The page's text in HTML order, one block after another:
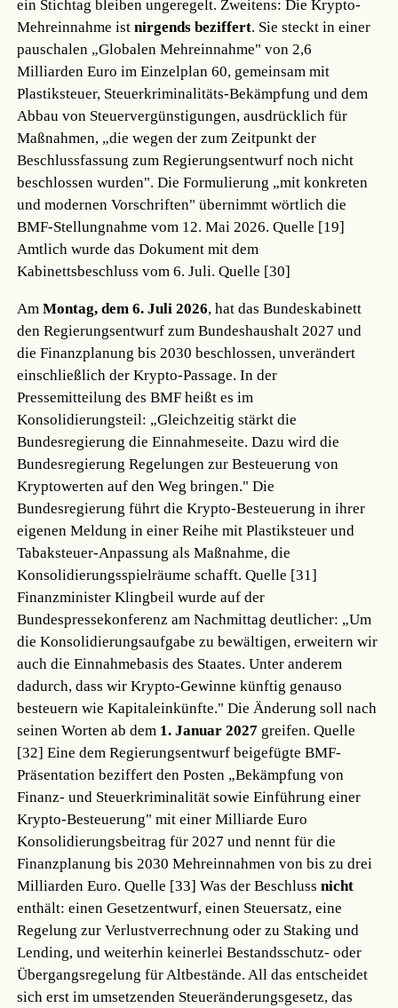
ein Stichtag bleiben ungeregelt. Zweitens: Die Krypto-
Mehreinnahme istnirgends beziffert. Sie steckt in einer
pauschalen „Globalen Mehreinnahme" von 2,6
Milliarden Euro im Einzelplan 60, gemeinsam mit
Plastiksteuer, Steuerkriminalitäts-Bekämpfung und dem
Abbau von Steuervergünstigungen, ausdrücklich für
Maßnahmen, „die wegen der zum Zeitpunkt der
Beschlussfassung zum Regierungsentwurf noch nicht
beschlossen wurden". Die Formulierung „mit konkreten
und modernen Vorschriften" übernimmt wörtlich die
BMF-Stellungnahme vom 12. Mai 2026.Quelle [19]
Amtlich wurde das Dokument mit dem
Kabinettsbeschluss vom 6. Juli.Quelle [30]
AmMontag, dem 6. Juli 2026, hat das Bundeskabinett
den Regierungsentwurf zum Bundeshaushalt 2027 und
die Finanzplanung bis 2030 beschlossen, unverändert
einschließlich der Krypto-Passage. In der
Pressemitteilung des BMF heißt es im
Konsolidierungsteil: „Gleichzeitig stärkt die
Bundesregierung die Einnahmeseite. Dazu wird die
Bundesregierung Regelungen zur Besteuerung von
Kryptowerten auf den Weg bringen." Die
Bundesregierung führt die Krypto-Besteuerung in ihrer
eigenen Meldung in einer Reihe mit Plastiksteuer und
Tabaksteuer-Anpassung als Maßnahme, die
Konsolidierungsspielräume schafft.Quelle [31]
Finanzminister Klingbeil wurde auf der
Bundespressekonferenz am Nachmittag deutlicher: „Um
die Konsolidierungsaufgabe zu bewältigen, erweitern wir
auch die Einnahmebasis des Staates. Unter anderem
dadurch, dass wir Krypto-Gewinne künftig genauso
besteuern wie Kapitaleinkünfte." Die Änderung soll nach
seinen Worten ab dem 1. Januar 2027 greifen.Quelle
[32] Eine dem Regierungsentwurf beigefügte BMF-
Präsentation beziffert den Posten „Bekämpfung von
Finanz- und Steuerkriminalität sowie Einführung einer
Krypto-Besteuerung" mit einer Milliarde Euro
Konsolidierungsbeitrag für 2027 und nennt für die
Finanzplanung bis 2030 Mehreinnahmen von bis zu drei
Milliarden Euro.Quelle [33] Was der Beschlussnicht
enthält: einen Gesetzentwurf, einen Steuersatz, eine
Regelung zur Verlustverrechnung oder zu Staking und
Lending, und weiterhin keinerlei Bestandsschutz- oder
Übergangsregelung für Altbestände. All das entscheidet
sich erst im umsetzenden Steueränderungsgesetz, das